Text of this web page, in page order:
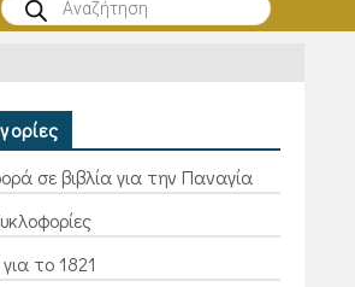
search
σε βιβλία για την Παναγία
το 1821